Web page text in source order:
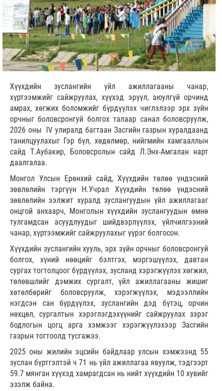
Хүүхдийн зуслангийн үйл ажиллагааны чанар,
хүртээмжийг сайжруулах, хүүхэд эрүүл, аюулгүй орчинд
амрах, хөгжих боломжийг бүрдүүлэх чиглэлээр эрх зүйн
орчныг боловсронгуй болгох талаар санал боловсруулж,
2026 оны IV улиралд багтаан Засгийн газрын хуралдаанд
танилцуулахыг Гэр бүл, хөдөлмөр, нийгмийн хамгааллын
сайд Т.Аубакир, Боловсролын сайд Л.Энх-Амгалан нарт
даалгалаа.
Монгол Улсын Ерөнхий сайд, Хүүхдийн төлөө үндэсний
зөвлөлийн тэргүүн Н.Учрал Хүүхдийн төлөө үндэсний
зөвлөлийн ээлжит хуралд зуслангуудын үйл ажиллагааг
онцгой анхаарч, Монголын хүүхдийн зуслангуудын өмнө
тулгамдсан асуудлуудыг шийдвэрлүүлэх, үйлчилгээний
чанар, хүртээмжийг сайжруулахыг үүрэг болгосон.
Хүүхдийн зуслангийн хууль, эрх зүйн орчныг боловсронгуй
болгох, хүний нөөцийг бэлтгэх, мэргэшүүлэх, давтан
сургах тогтолцоог бүрдүүлэх, зусланд хэрэгжүүлэх хөгжил,
төлөвшлийг дэмжих сургалт, үйл ажиллагааны жишиг
хөтөлбөрийг боловсруулж, хэрэгжүүлэх, мэдээллийн
нэгдсэн сан бүрдүүлэх, зуслангийн дэд бүтэц, орчин
нөхцөл, сургалтын хэрэглэгдэхүүнийг сайжруулах зэрэг
бодлогын цогц арга хэмжээг хэрэгжүүлэхээр Засгийн
газрын тогтоолд тусгажээ.
2025 оны жилийн эцсийн байдлаар улсын хэмжээнд 55
зуслан бүртгэлтэй ч 71 нь үйл ажиллагаа явуулж, тэдгээрт
59.7 мянган хүүхэд хамрагдсан нь нийт хүүхдийн 10 хувийг
эзэлж байна.